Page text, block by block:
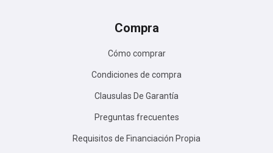
Compra
Cómo comprar
Condiciones de compra
Clausulas De Garantía
Preguntas frecuentes
Requisitos de Financiación Propia